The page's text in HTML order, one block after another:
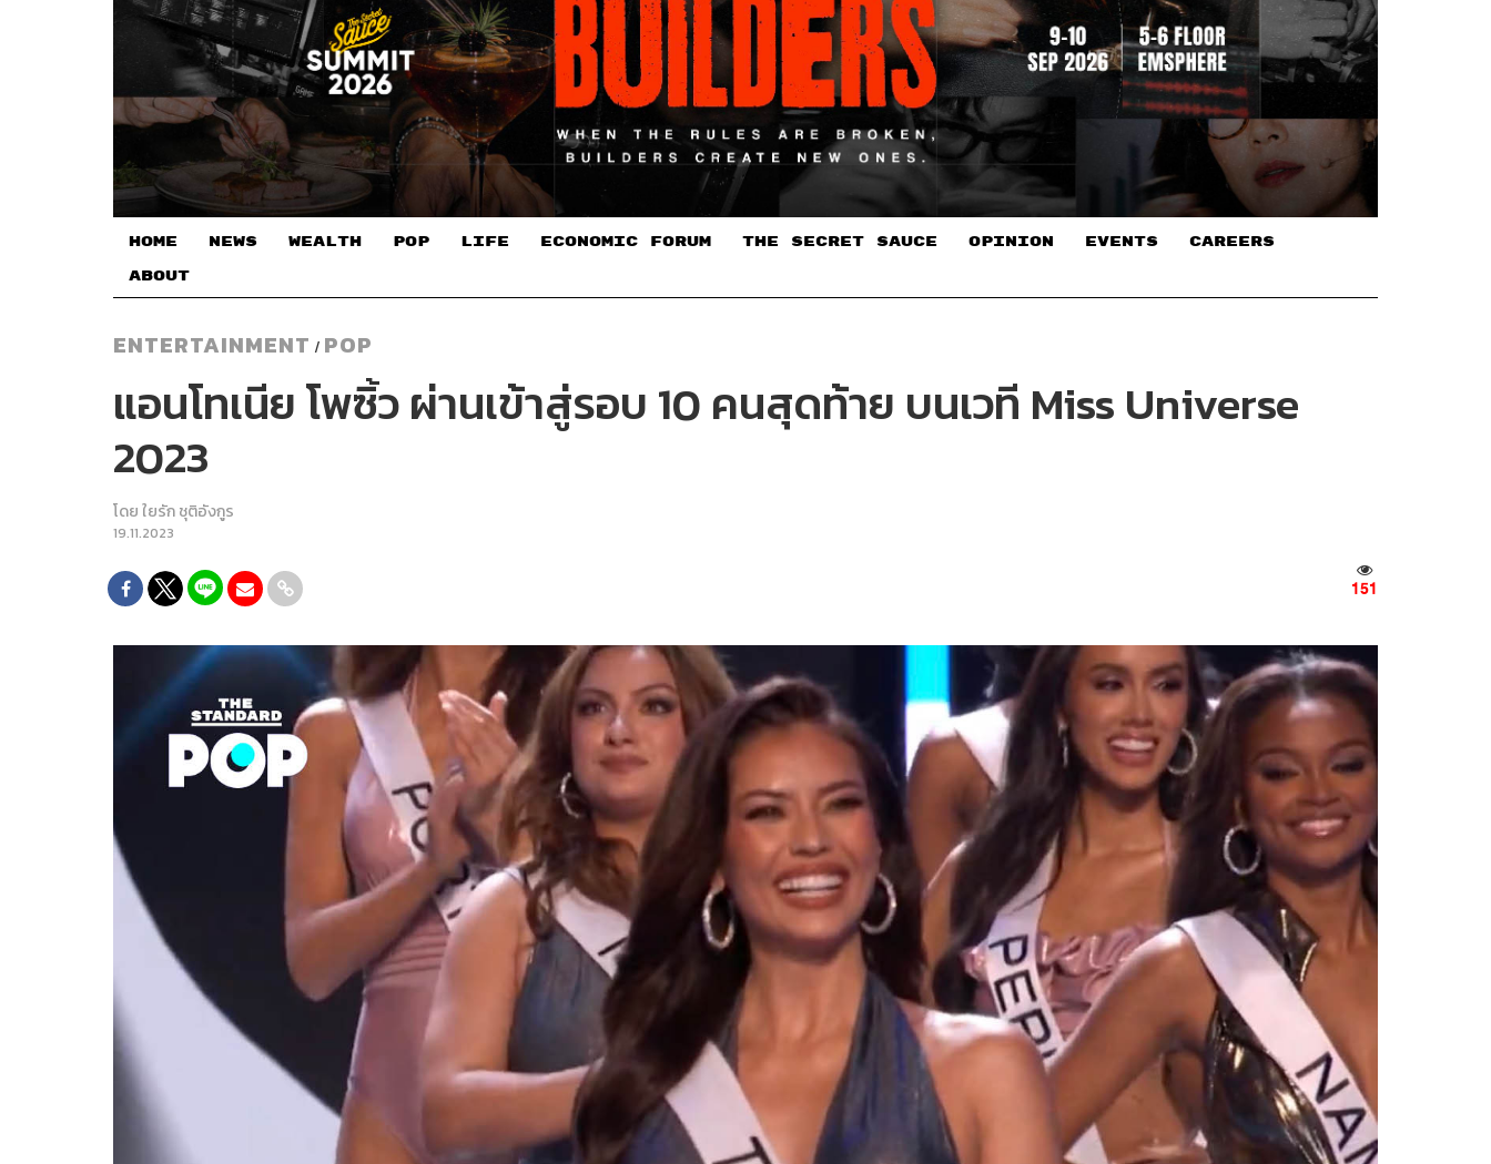
HOME NEWS WEALTH POP LIFE ECONOMIC FORUM THE SECRET SAUCE​ OPINION EVENTS CAREERS
ABOUT
ENTERTAINMENT / POP
แอนโทเนีย โพซิ้ว ผ่านเข้าสู่รอบ 10 คนสุดท้าย บนเวที Miss Universe
2023
โดยใยรัก ชุติอังกูร
19.11.2023
151